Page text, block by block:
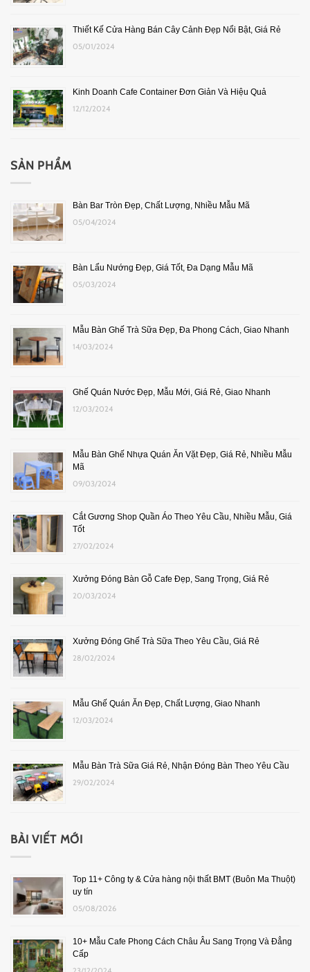
Thiết Kế Cửa Hàng Bán Cây Cảnh Đẹp Nổi Bật, Giá Rẻ
05/01/2024
Kinh Doanh Cafe Container Đơn Giản Và Hiệu Quả
12/12/2024
SẢN PHẨM
Bàn Bar Tròn Đẹp, Chất Lượng, Nhiều Mẫu Mã
05/04/2024
Bàn Lẩu Nướng Đẹp, Giá Tốt, Đa Dạng Mẫu Mã
05/03/2024
Mẫu Bàn Ghế Trà Sữa Đẹp, Đa Phong Cách, Giao Nhanh
14/03/2024
Ghế Quán Nước Đẹp, Mẫu Mới, Giá Rẻ, Giao Nhanh
12/03/2024
Mẫu Bàn Ghế Nhựa Quán Ăn Vặt Đẹp, Giá Rẻ, Nhiều Mẫu
Mã
09/03/2024
Cắt Gương Shop Quần Áo Theo Yêu Cầu, Nhiều Mẫu, Giá
Tốt
27/02/2024
Xưởng Đóng Bàn Gỗ Cafe Đẹp, Sang Trọng, Giá Rẻ
20/03/2024
Xưởng Đóng Ghế Trà Sữa Theo Yêu Cầu, Giá Rẻ
28/02/2024
Mẫu Ghế Quán Ăn Đẹp, Chất Lượng, Giao Nhanh
12/03/2024
Mẫu Bàn Trà Sữa Giá Rẻ, Nhận Đóng Bàn Theo Yêu Cầu
29/02/2024
BÀI VIẾT MỚI
Top 11+ Công ty & Cửa hàng nội thất BMT (Buôn Ma Thuột)
uy tín
05/08/2026
10+ Mẫu Cafe Phong Cách Châu Âu Sang Trọng Và Đẳng
Cấp